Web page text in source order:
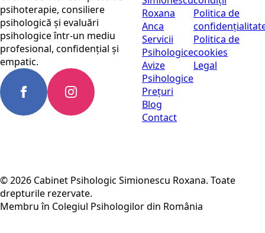
psihoterapie, consiliere
psihologică și evaluări
psihologice într-un mediu
profesional, confidențial și
empatic.
Roxana
Anca
Servicii
Psihologice
Avize
Psihologice
Prețuri
Blog
Contact
Politica de
Politica de
cookies
Legal
© 2026 Cabinet Psihologic Simionescu Roxana. Toate
drepturile rezervate.
Membru în Colegiul Psihologilor din România